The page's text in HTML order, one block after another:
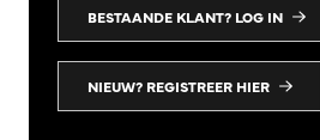
BESTAANDE KLANT? LOG IN
NIEUW? REGISTREER HIER